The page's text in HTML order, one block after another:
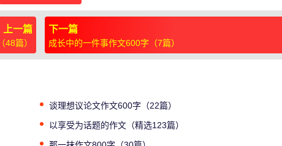
上一篇
篇）
下一篇
成长中的一件事作文600字（7篇）
谈理想议论文作文600字（22篇）
以享受为话题的作文（精选123篇）